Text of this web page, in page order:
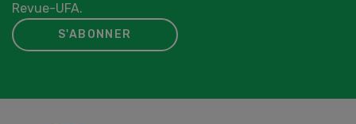
Revue-UFA.
S'ABONNER